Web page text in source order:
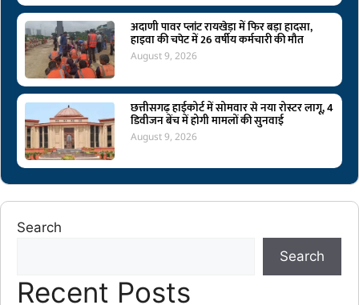
अदाणी पावर प्लांट रायखेड़ा में फिर बड़ा हादसा,
हाइवा की चपेट में 26 वर्षीय कर्मचारी की मौत
August 9, 2026
छत्तीसगढ़ हाईकोर्ट में सोमवार से नया रोस्टर लागू, 4
डिवीजन बेंच में होगी मामलों की सुनवाई
August 9, 2026
Search
Search
Recent Posts